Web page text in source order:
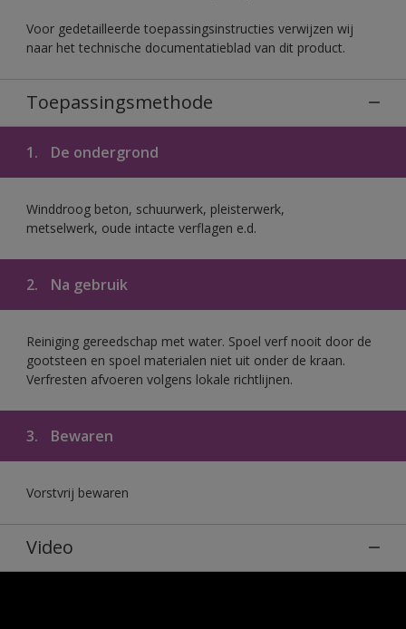
Voor gedetailleerde toepassingsinstructies verwijzen wij
naar het technische documentatieblad van dit product.
Toepassingsmethode
1. De ondergrond
Winddroog beton, schuurwerk, pleisterwerk,
metselwerk, oude intacte verflagen e.d.
2. Na gebruik
Reiniging gereedschap met water. Spoel verf nooit door de
gootsteen en spoel materialen niet uit onder de kraan.
Verfresten afvoeren volgens lokale richtlijnen.
3. Bewaren
Vorstvrij bewaren
Video